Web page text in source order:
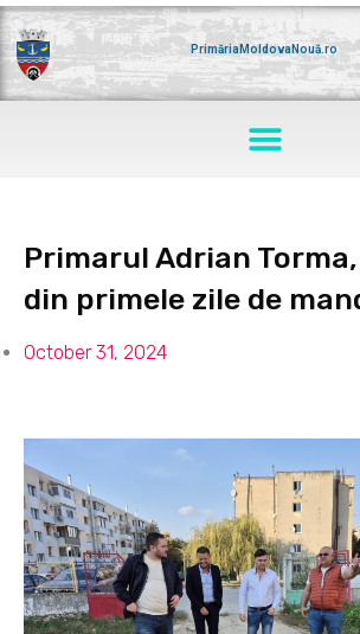
Skip
to
content
PrimăriaMoldovaNouă.ro
Menu
Primarul Adrian
din primele zile de
October 31, 2024